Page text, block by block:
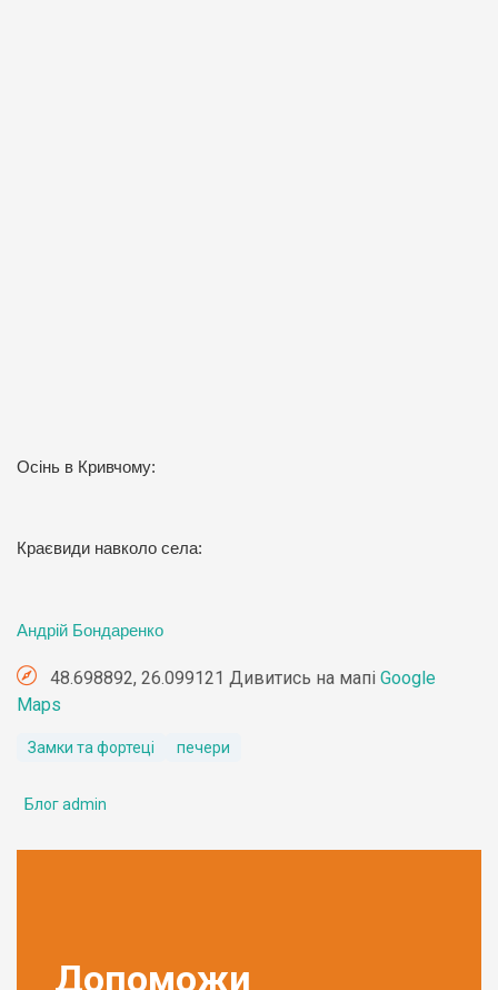
Осінь в Кривчому:
Краєвиди навколо села:
Андрій Бондаренко
48.698892, 26.099121 Дивитись на мапі Google
Maps
Замки та фортеці печери
Блог admin
Допоможи